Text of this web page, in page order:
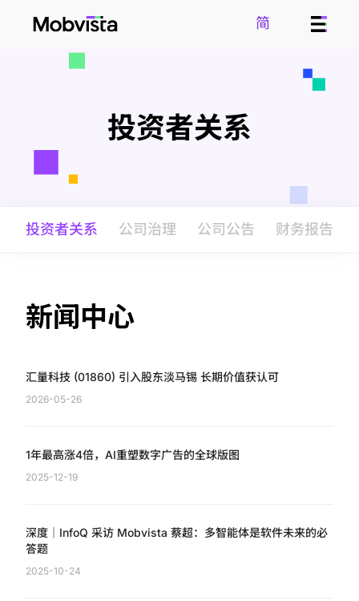
简
投资者关系
投资者关系 公司治理 公司公告 财务报告
新闻中心
汇量科技 (01860) 引入股东淡马锡 长期价值获认可
2026-05-26
1年最高涨4倍，AI重塑数字广告的全球版图
2025-12-19
深度｜InfoQ 采访 Mobvista 蔡超：多智能体是软件未来的必
答题
2025-10-24